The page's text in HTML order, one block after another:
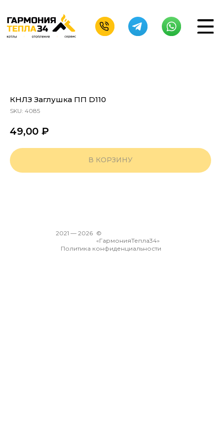
КНЛЗ Заглушка ПП D110
SKU: 4085
49,00 ₽
В КОРЗИНУ
Политика конфиденциальности
©
«ГармонияТепла34»
2026
2021 —